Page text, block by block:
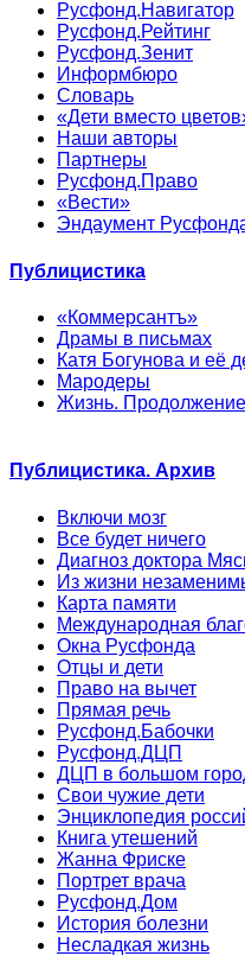
Русфонд.Навигатор
Русфонд.Рейтинг
Русфонд.Зенит
Информбюро
Словарь
«Дети вместо
Наши авторы
Партнеры
Русфонд.Право
«Вести»
Эндаумент
Публицистика
«Коммерсантъ»
Драмы в письмах
Катя Богунова и её
Мародеры
Жизнь. Продолжение
Публицистика. Архив
Включи мозг
Все будет ничего
Диагноз доктора
Из жизни
Карта памяти
Международная
Окна Русфонда
Отцы и дети
Право на вычет
Прямая речь
Русфонд.Бабочки
Русфонд.ДЦП
ДЦП в большом
Свои чужие дети
Энциклопедия
Книга утешений
Жанна Фриске
Портрет врача
Русфонд.Дом
История болезни
Несладкая жизнь